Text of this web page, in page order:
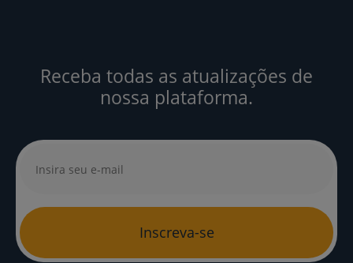
Receba todas as atualizações de
nossa plataforma.
Inscreva-se